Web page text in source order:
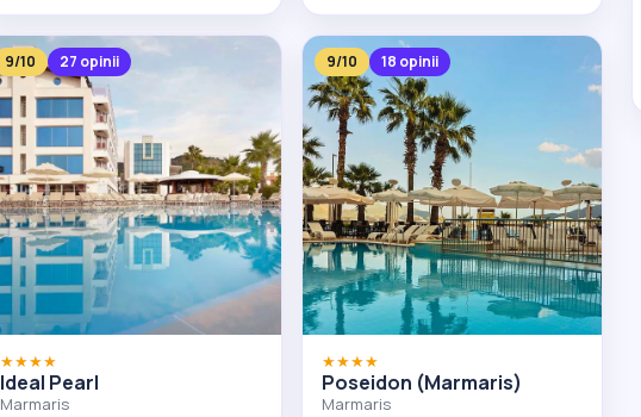
9/10 27 opinii
★★★★
Ideal Pearl
Marmaris
9/10 18 opinii
★★★★
Poseidon (Marmaris)
Marmaris